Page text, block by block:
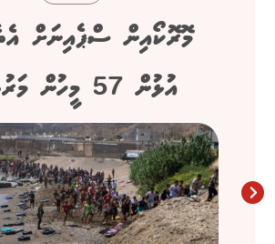
މޮރޮކޯއިން ސްޕެއިނަށް
އުޅުން 57 މީހުން މަރުވެއްޖެ